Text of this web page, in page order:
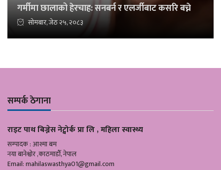
गर्मीमा छालाको हेरचाह: सनबर्न र एलर्जीबाट कसरि बच्ने
सोमबार, जेठ २५, २०८३
सम्पर्क ठेगाना
राइट पाथ बिज्नेस नेट्वोर्क प्रा लि , महिला स्वास्थ्य
सम्पादक : आश्मा बम
नया बानेश्वोर ,काठमाडौँ, नेपाल
Email:mahilaswasthya01@gmail.com